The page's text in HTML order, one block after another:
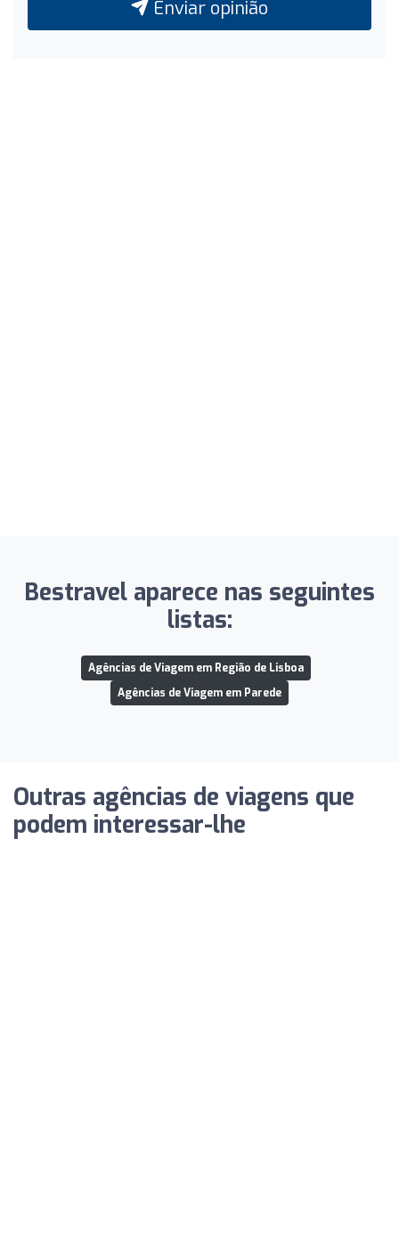
Enviar opinião
Bestravel aparece nas seguintes
listas:
Agências de Viagem em Região de Lisboa
Agências de Viagem em Parede
Outras agências de viagens que
podem interessar-lhe